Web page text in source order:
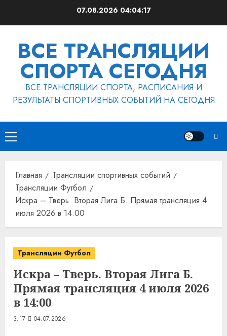
07.08.2026 04:04:17
ВСЕ ТРАНСЛЯЦИИ
СПОРТА СЕГОДНЯ
ВСЕ ТРАНСЛЯЦИИ СПОРТА, РАСПИСАНИЯ И
РЕЗУЛЬТАТЫ СПОРТИВНЫХ СОБЫТИЙ НА СЕГОДНЯ
Основное
меню
Главная
Трансляции спортивных событий
Трансляции Футбол
Искра – Тверь. Вторая Лига Б. Прямая трансляция 4
июля 2026 в 14:00
Трансляции Футбол
Искра – Тверь. Вторая Лига Б.
Прямая трансляция 4 июля 2026
в 14:00
3:17 04.07.2026